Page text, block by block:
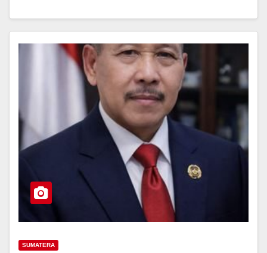
SUMATERA